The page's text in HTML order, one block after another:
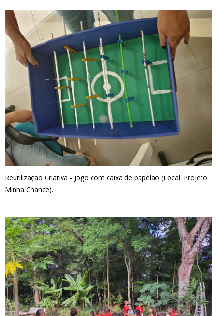
Reutilização Criativa - Jogo com caixa de papelão (Local: Projeto
Minha Chance).